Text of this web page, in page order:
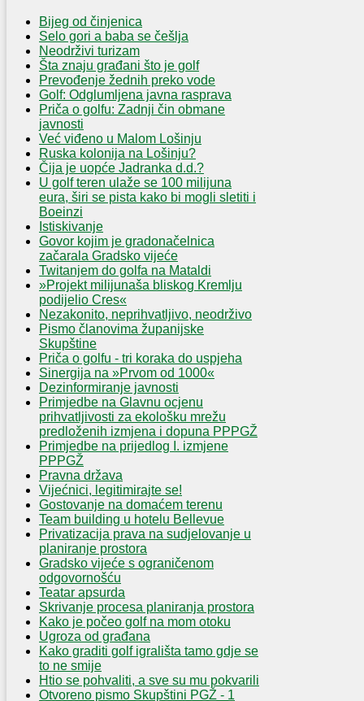
Bijeg od činjenica
Selo gori a baba se češlja
Neodrživi turizam
Šta znaju građani što je golf
Prevođenje žednih preko vode
Golf: Odglumljena javna rasprava
Priča o golfu: Zadnji čin obmane
javnosti
Već viđeno u Malom Lošinju
Ruska kolonija na Lošinju?
Čija je uopće Jadranka d.d.?
U golf teren ulaže se 100 milijuna
eura, širi se pista kako bi mogli sletiti i
Boeinzi
Istiskivanje
Govor kojim je gradonačelnica
začarala Gradsko vijeće
Twitanjem do golfa na Mataldi
»Projekt milijunaša bliskog Kremlju
podijelio Cres«
Nezakonito, neprihvatljivo, neodrživo
Pismo članovima županijske
Skupštine
Priča o golfu - tri koraka do uspjeha
Sinergija na »Prvom od 1000«
Dezinformiranje javnosti
Primjedbe na Glavnu ocjenu
prihvatljivosti za ekološku mrežu
predloženih izmjena i dopuna PPPGŽ
Primjedbe na prijedlog I. izmjene
PPPGŽ
Pravna država
Vijećnici, legitimirajte se!
Gostovanje na domaćem terenu
Team building u hotelu Bellevue
Privatizacija prava na sudjelovanje u
planiranje prostora
Gradsko vijeće s ograničenom
odgovornošću
Teatar apsurda
Skrivanje procesa planiranja prostora
Kako je počeo golf na mom otoku
Ugroza od građana
Kako graditi golf igrališta tamo gdje se
to ne smije
Htio se pohvaliti, a sve su mu pokvarili
Otvoreno pismo Skupštini PGŽ - 1